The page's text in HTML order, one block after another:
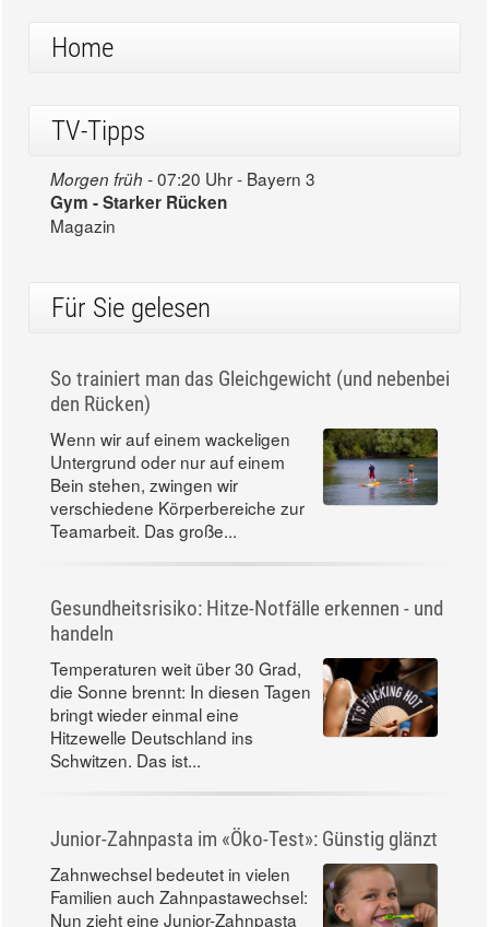
Home
TV-Tipps
Morgen früh -07:20 Uhr - Bayern 3
Gym - Starker Rücken
Magazin
Für Sie gelesen
So trainiert man das Gleichgewicht (und nebenbei
den Rücken)
Wenn wir auf einem wackeligen
Untergrund oder nur auf einem
Bein stehen, zwingen wir
verschiedene Körperbereiche zur
Teamarbeit. Das große...
Gesundheitsrisiko: Hitze-Notfälle erkennen - und
handeln
Temperaturen weit über 30 Grad,
die Sonne brennt: In diesen Tagen
bringt wieder einmal eine
Hitzewelle Deutschland ins
Schwitzen. Das ist...
Junior-Zahnpasta im «Öko-Test»: Günstig glänzt
Zahnwechsel bedeutet in vielen
Familien auch Zahnpastawechsel:
Nun zieht eine Junior-Zahnpasta